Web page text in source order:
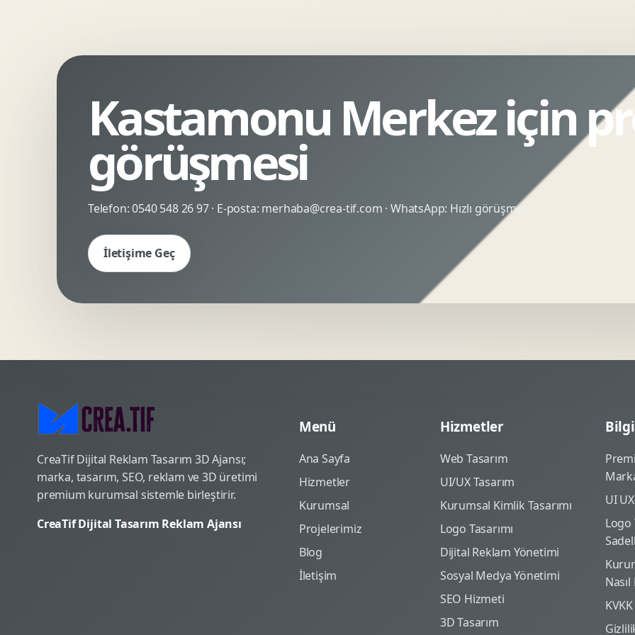
Kastamonu Merkez için
görüşmesi
Telefon:0540 548 26 97· E-posta: merhaba@crea-tif.com · WhatsApp: Hızlı görüşme
İletişime Geç
CreaTif Dijital Reklam Tasarım 3D Ajansı;
marka, tasarım, SEO, reklam ve 3D üretimi
premium kurumsal sistemle birleştirir.
CreaTif Dijital Tasarım Reklam Ajansı
Menü
Ana Sayfa
Hizmetler
Kurumsal
Projelerimiz
Blog
İletişim
Hizmetler
Web Tasarım
UI/UX Tasarım
Kurumsal Kimlik Tasarımı
Logo Tasarımı
Dijital Reklam Yönetimi
Sosyal Medya Yönetimi
SEO Hizmeti
3D Tasarım
Bilgi
UI
Logo
KVKK